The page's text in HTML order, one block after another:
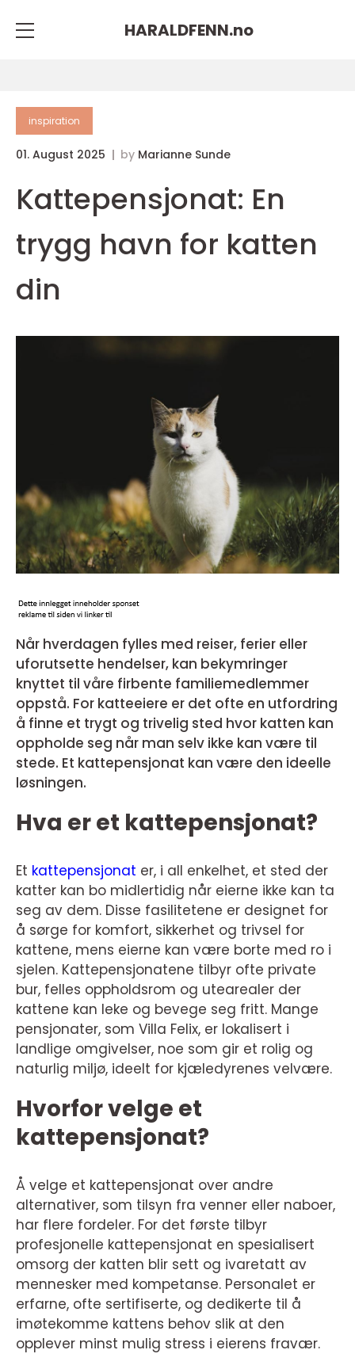
HARALDFENN.no
inspiration
01. August 2025 by Marianne Sunde
Kattepensjonat: En
trygg havn for katten
din
Når hverdagen fylles med reiser, ferier eller
uforutsette hendelser, kan bekymringer
knyttet til våre firbente familiemedlemmer
oppstå. For katteeiere er det ofte en utfordring
å finne et trygt og trivelig sted hvor katten kan
oppholde seg når man selv ikke kan være til
stede. Et kattepensjonat kan være den ideelle
løsningen.
Hva er et kattepensjonat?
Et kattepensjonat er, i all enkelhet, et sted der
katter kan bo midlertidig når eierne ikke kan ta
seg av dem. Disse fasilitetene er designet for
å sørge for komfort, sikkerhet og trivsel for
kattene, mens eierne kan være borte med ro i
sjelen. Kattepensjonatene tilbyr ofte private
bur, felles oppholdsrom og utearealer der
kattene kan leke og bevege seg fritt. Mange
pensjonater, som Villa Felix, er lokalisert i
landlige omgivelser, noe som gir et rolig og
naturlig miljø, ideelt for kjæledyrenes velvære.
Hvorfor velge et
kattepensjonat?
Å velge et kattepensjonat over andre
alternativer, som tilsyn fra venner eller naboer,
har flere fordeler. For det første tilbyr
profesjonelle kattepensjonat en spesialisert
omsorg der katten blir sett og ivaretatt av
mennesker med kompetanse. Personalet er
erfarne, ofte sertifiserte, og dedikerte til å
imøtekomme kattens behov slik at den
opplever minst mulig stress i eierens fravær.